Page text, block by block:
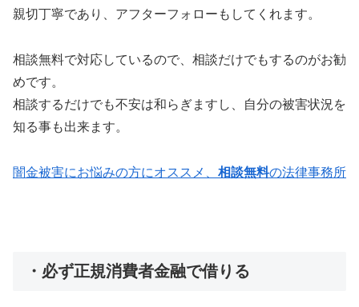
親切丁寧であり、アフターフォローもしてくれます。
相談無料で対応しているので、相談だけでもするのがお勧
めです。
相談するだけでも不安は和らぎますし、自分の被害状況を
知る事も出来ます。
闇金被害にお悩みの方にオススメ、 相談無料の法律事務所
・必ず正規消費者金融で借りる